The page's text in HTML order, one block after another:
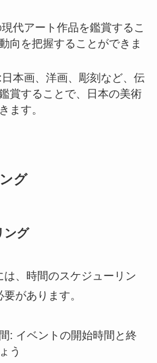
代アート作品を鑑賞するこ
向を把握することができま
本画、洋画、彫刻など、伝
賞することで、日本の美術
ます。
グ
ング
、時間のスケジューリン
があります。
: イベントの開始時間と終
う